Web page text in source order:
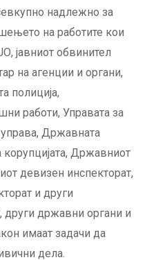
надлежно за
на работите кои
јавниот обвинител
на агенции и органи,
полиција,
работи, Управата за
Државната
Државниот
девизен инспекторат,
и други
други државни органи и
имаат задачи да
дела.